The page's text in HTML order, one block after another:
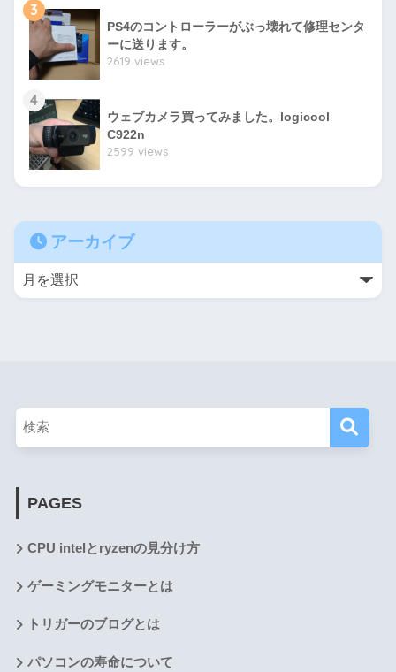
3
PS4のコントローラーがぶっ壊れて修理センタ
ーに送ります。
2619 views
4
ウェブカメラ買ってみました。logicool
C922n
2599 views
アーカイブ
PAGES
CPU intelとryzenの見分け方
ゲーミングモニターとは
トリガーのブログとは
パソコンの寿命について